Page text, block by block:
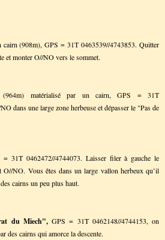
cairn (908m), GPS = 31T 0463539//4743853. Quitter
et monter O//NO vers le sommet.
(964m) matérialisé par un cairn, GPS = 31T
dans une large zone herbeuse et dépasser le "Pas de
= 31T 0462472//4744073. Laisser filer à gauche le
NO. Vous êtes dans un large vallon herbeux qu’il
cairns un peu plus haut.
du Miech",GPS = 31T 0462148//4744153, on
des cairns qui amorce la descente.